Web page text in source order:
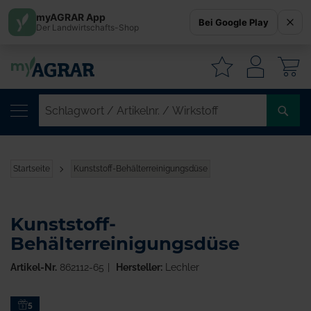
Startseite Kunststoff-Behälterreinigungsdüse
Zum5
Kunststoff-
Behälterreinigungsdüse
Artikel-Nr. 862112-65 Hersteller:Lechler
myAGRAR App
Der Landwirtschafts-Shop Bei Google Play